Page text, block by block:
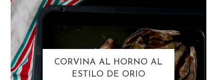
CORVINA AL HORNO AL
ESTILO DE ORIO